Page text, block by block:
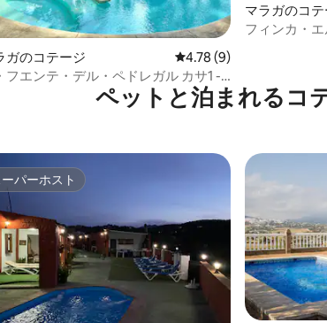
星中4.67つ星の平均評価
ガのコテージ レビュー9件、5つ星中
4.78 (9)
フエンテ・デル・ペドレガル カサ1 -
マラガのコ
フィンカ・
ペットと泊まれるコ
パーホスト
パーホスト